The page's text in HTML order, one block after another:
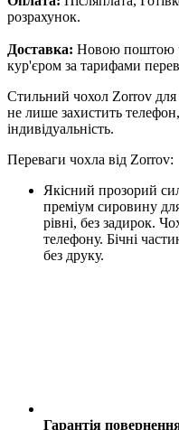
розрахунок.
Доставка: Новою поштою
кур'єром за тарифами
Стильний чохол Zorrov
не лише захистить
індивідуальність.
Переваги чохла від Zorrov:
Якісний прозорий
преміум сировину
рівні, без задирок.
телефону. Бічні
без друку.
Гарантія